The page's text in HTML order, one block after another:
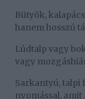
Bütyök,
hanem hosszú
Lúdtalp vagy
vagy
Sarkantyú, talpi
nyomással,